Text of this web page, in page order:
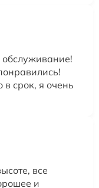
обслуживание!
срок, я очень
все
и